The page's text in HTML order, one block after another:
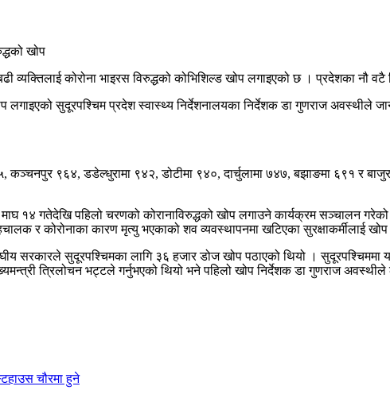
व्यक्तिलाई कोरोना भाइरस विरुद्धको कोभिशिल्ड खोप लगाइएको छ । प्रदेशका नौ
सुदूरपश्चिम प्रदेश स्वास्थ्य निर्देशनालयका निर्देशक डा गुणराज अवस्थीले
९६४, डडेल्धुरामा ९४२, डोटीमा ९४०, दार्चुलामा ७४७, बझाङमा ६९१ र
१४ गतेदेखि पहिलो चरणको कोरानाविरुद्धको खोप लगाउने कार्यक्रम सञ्चालन गरेको
र कोरोनाका कारण मृत्यु भएकाको शव व्यवस्थापनमा खटिएका सुरक्षाकर्मीलाई
सरकारले सुदूरपश्चिमका लागि ३६ हजार डोज खोप पठाएको थियो ।
त्रिलोचन भट्टले गर्नुभएको थियो भने पहिलो खोप निर्देशक डा गुणराज
चौरमा हुने